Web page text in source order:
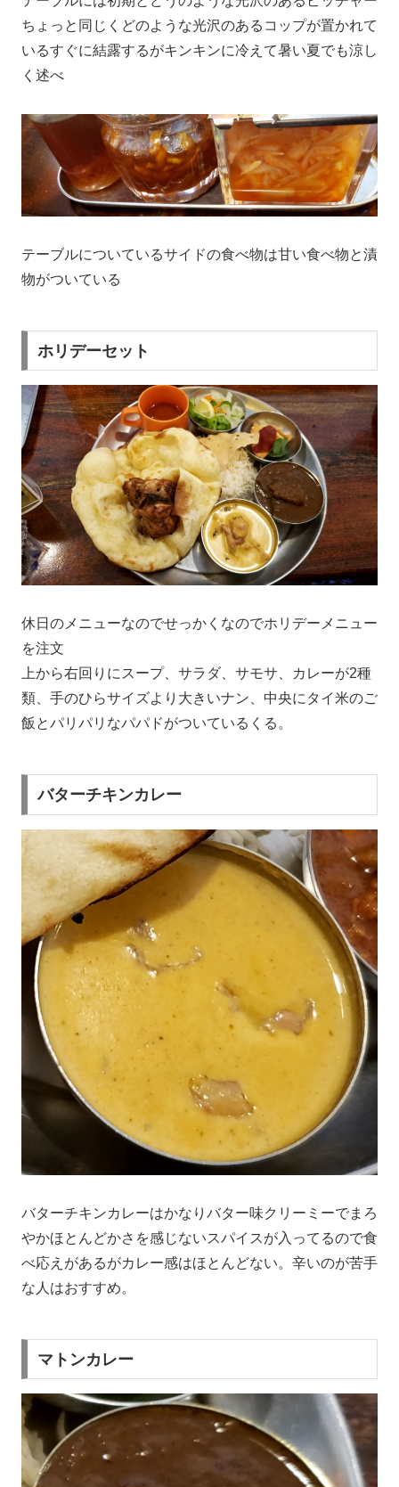
ちょっと同じくどのような光沢のあるコップが置かれて
いるすぐに結露するがキンキンに冷えて暑い夏でも涼し
く述べ
テーブルについているサイドの食べ物は甘い食べ物と漬
物がついている
ホリデーセット
休日のメニューなのでせっかくなのでホリデーメニュー
を注文
上から右回りにスープ、サラダ、サモサ、カレーが2種
類、手のひらサイズより大きいナン、中央にタイ米のご
飯とパリパリなパパドがついているくる。
バターチキンカレー
バターチキンカレーはかなりバター味クリーミーでまろ
やかほとんどかさを感じないスパイスが入ってるので食
べ応えがあるがカレー感はほとんどない。辛いのが苦手
な人はおすすめ。
マトンカレー